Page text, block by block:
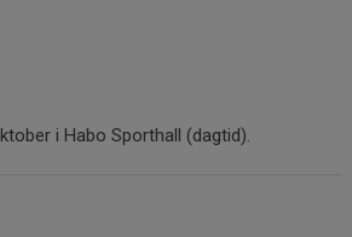
i Habo Sporthall (dagtid).